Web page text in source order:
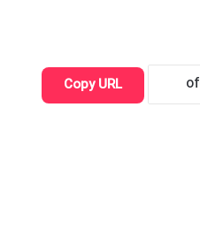
Copy URL